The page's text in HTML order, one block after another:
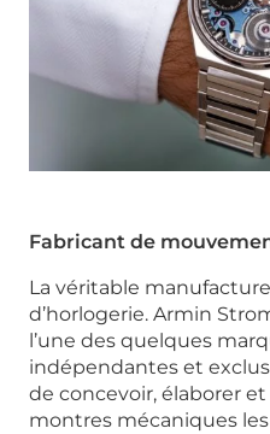
Fabricant de
La véritable
d’horlogerie. Armin
l’une des quelques
indépendantes et
de concevoir, élaborer
montres mécaniques